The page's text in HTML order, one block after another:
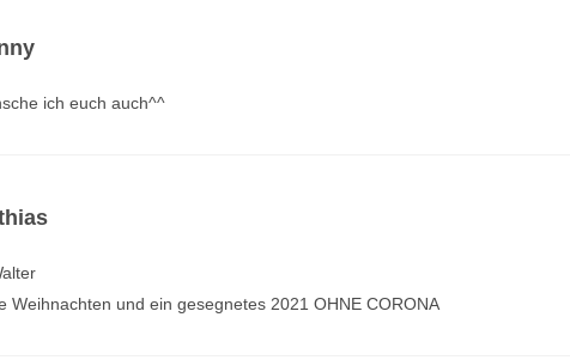
ich euch auch^^
Weihnachten und ein gesegnetes 2021 OHNE CORONA